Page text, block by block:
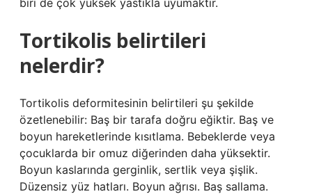
biri de çok yüksek yastıkla uyumaktır.
Tortikolis belirtileri
nelerdir?
Tortikolis deformitesinin belirtileri şu şekilde
özetlenebilir: Baş bir tarafa doğru eğiktir. Baş ve
boyun hareketlerinde kısıtlama. Bebeklerde veya
çocuklarda bir omuz diğerinden daha yüksektir.
Boyun kaslarında gerginlik, sertlik veya şişlik.
Düzensiz yüz hatları. Boyun ağrısı. Baş sallama.